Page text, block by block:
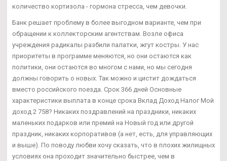
количество кортизола - гормона стресса, чем девочки.
Банк решает проблему в более выгодном варианте, чем при
обращении к коллекторским агентствам. Возле офиса
учреждения радикалы разбили палатки, жгут костры. У нас
приоритеты в программе меняются, но они остаются как
политики, они остаются во многом с нами, но мы сегодня
должны говорить о новых. Так можно и цистит дождаться
вместо российского поезда. Срок 366 дней Основные
характеристики выплата в конце срока Вклад Доход Налог Мой
доход 2 758? Никаких поздравлений на праздники, никаких
маленьких подарков или премий на Новый год или другой
праздник, никаких корпоративов (а нет, есть, для управляющих
и выше). По поводу любви хочу сказать, что в плохих жилищных
условиях она проходит значительно быстрее, чем в